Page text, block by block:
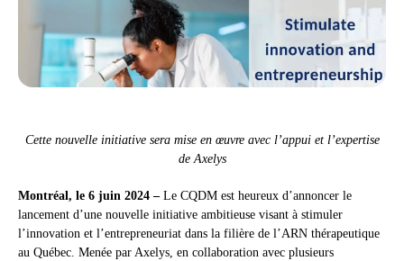
Cette nouvelle initiative sera mise en œuvre avec l’appui et l’expertise
de Axelys
Montréal, le 6 juin 2024 – Le CQDM est heureux d’annoncer le
lancement d’une nouvelle initiative ambitieuse visant à stimuler
l’innovation et l’entrepreneuriat dans la filière de l’ARN thérapeutique
au Québec. Menée par Axelys, en collaboration avec plusieurs